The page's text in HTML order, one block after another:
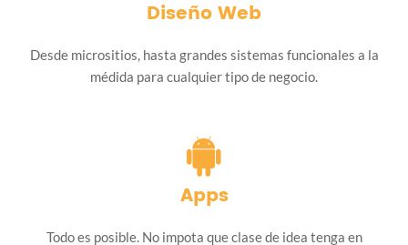
Diseño Web
Desde micrositios, hasta grandes sistemas funcionales a la
médida para cualquier tipo de negocio.
Apps
Todo es posible. No impota que clase de idea tenga en